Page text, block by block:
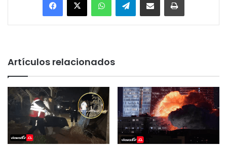
Artículos relacionados